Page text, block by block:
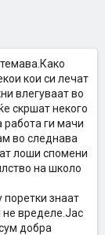
кои си лечат
влегуваат во
скршат некого
работа ги мачи
во следнава
лоши спомени
на школо
поретки знаат
не вределе.Јас
добра